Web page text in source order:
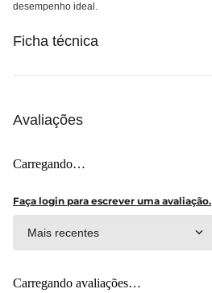
desempenho ideal.
Ficha técnica
Avaliações
Carregando…
Faça login para escrever uma avaliação.
Mais recentes
Carregando avaliações…